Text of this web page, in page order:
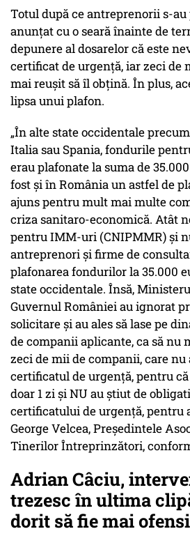
Totul după ce antreprenorii s-au
anunţat cu o seară înainte de
depunere al dosarelor că este
certificat de urgenţă, iar zeci de
mai reuşit să îl obţină. În plus,
lipsa unui plafon.
„În alte state occidentale
Italia sau Spania, fondurile
erau plafonate la suma de
fost și în România un astfel de
ajuns pentru mult mai multe
criza sanitaro-economică. Atât
pentru IMM-uri (CNIPMMR) și
antreprenori și firme de
plafonarea fondurilor la 35.000
state occidentale. Însă,
Guvernul României au ignorat
solicitare și au ales să lase pe
de companii aplicante, ca să nu
zeci de mii de companii, care nu
certificatul de urgență, pentru
doar 1 zi și NU au știut de
certificatului de urgență, pentru
George Velcea, Președintele
Tinerilor Întreprinzători,
Adrian Câciu,
trezesc în ultima
dorit să fie mai